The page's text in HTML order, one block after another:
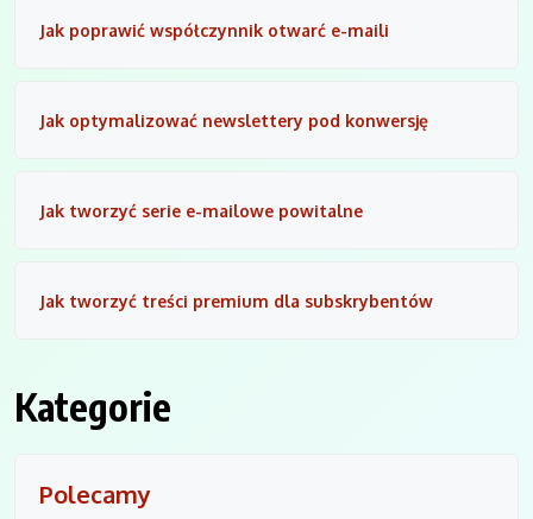
Jak poprawić współczynnik otwarć e-maili
Jak optymalizować newslettery pod konwersję
Jak tworzyć serie e-mailowe powitalne
Jak tworzyć treści premium dla subskrybentów
Kategorie
Polecamy